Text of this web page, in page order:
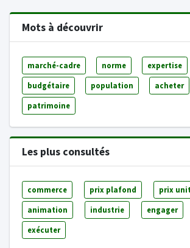
Mots à découvrir
marché-cadre norme expertise
budgétaire population acheter
patrimoine
Les plus consultés
commerce prix plafond prix
animation industrie engager
exécuter